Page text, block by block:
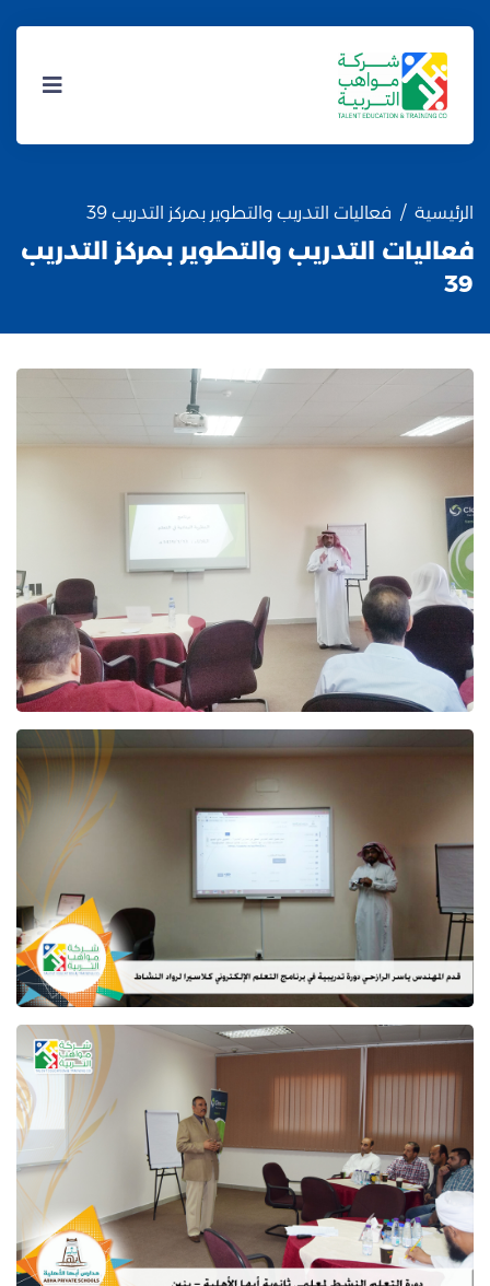
الرئيسية فعاليات التدريب والتطوير بمركز التدريب 39
فعاليات التدريب والتطوير بمركز التدريب
39